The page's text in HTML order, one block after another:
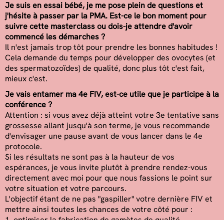
Je suis en essai bébé, je me pose plein de questions et
j'hésite à passer par la PMA. Est-ce le bon moment pour
suivre cette masterclass ou dois-je attendre d'avoir
commencé les démarches ?
Il n'est jamais trop tôt pour prendre les bonnes habitudes !
Cela demande du temps pour développer des ovocytes (et
des spermatozoïdes) de qualité, donc plus tôt c'est fait,
mieux c'est.
Je vais entamer ma 4e FIV, est-ce utile que je participe à la
conférence ?
Attention : si vous avez déjà atteint votre 3e tentative sans
grossesse allant jusqu'à son terme, je vous recommande
d'envisager une pause avant de vous lancer dans le 4e
protocole.
Si les résultats ne sont pas à la hauteur de vos
espérances, je vous invite plutôt à prendre rendez-vous
directement avec moi pour que nous fassions le point sur
votre situation et votre parcours.
L'objectif étant de ne pas "gaspiller" votre dernière FIV et
mettre ainsi toutes les chances de votre côté pour :